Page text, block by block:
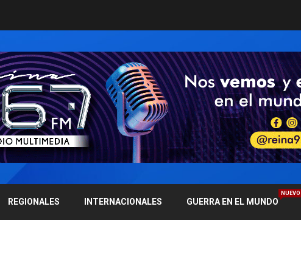
REGIONALES INTERNACIONALES GUERRA EN EL MUNDO
NUEVO